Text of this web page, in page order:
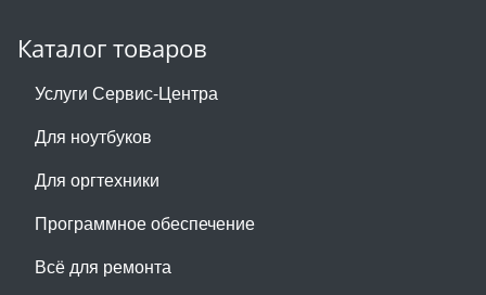
Каталог товаров
Услуги Сервис-Центра
Для ноутбуков
Для оргтехники
Программное обеспечение
Всё для ремонта